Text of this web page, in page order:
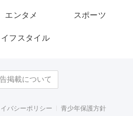
エンタメ スポーツ
イフスタイル
掲載について
バシーポリシー 青少年保護方針